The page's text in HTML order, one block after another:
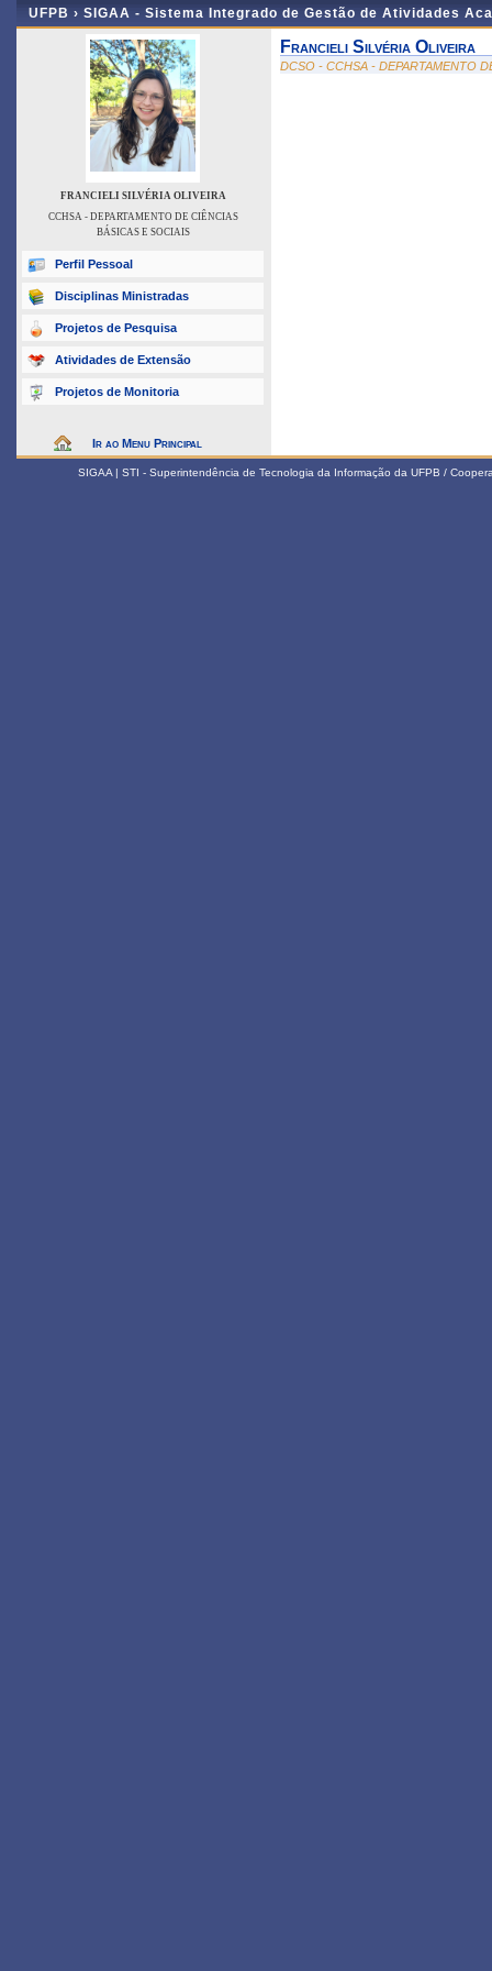
UFPB › SIGAA - Sistema Integrado de Gestão de Atividades
FRANCIELI SILVÉRIA OLIVEIRA
CCHSA - DEPARTAMENTO DE CIÊNCIAS
BÁSICAS E SOCIAIS
Perfil Pessoal
Disciplinas Ministradas
Projetos de Pesquisa
Atividades de Extensão
Projetos de Monitoria
Ir ao Menu Principal
Francieli Silvéria Oliveira
DCSO - CCHSA - DEPARTAMENTO
SIGAA | STI - Superintendência de Tecnologia da Informação da UFPB /